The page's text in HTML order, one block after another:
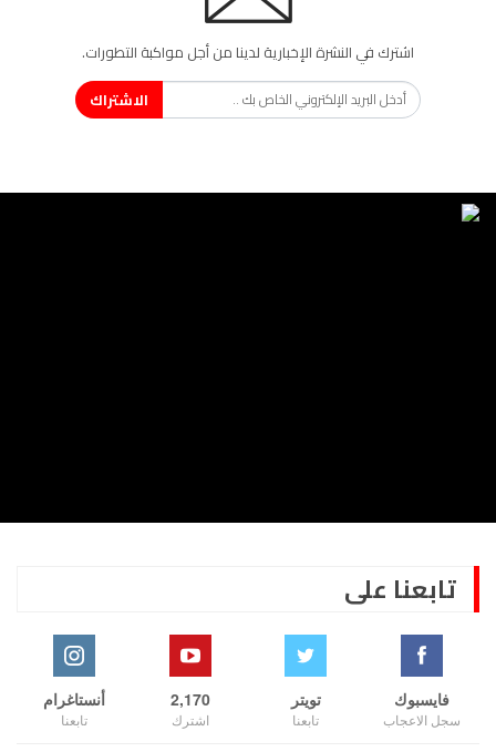
اشترك في النشرة الإخبارية لدينا من أجل مواكبة التطورات.
الاشتراك
تابعنا على
فايسبوك
سجل الاعجاب
تويتر
تابعنا
2,170
اشترك
أنستاغرام
تابعنا